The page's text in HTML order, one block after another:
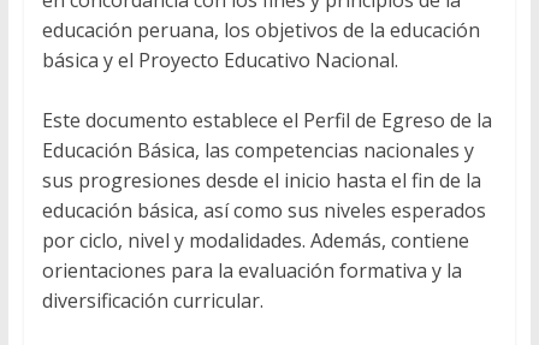
educación peruana, los objetivos de la educación
básica y el Proyecto Educativo Nacional.
Este documento establece el Perfil de Egreso de la
Educación Básica, las competencias nacionales y
sus progresiones desde el inicio hasta el fin de la
educación básica, así como sus niveles esperados
por ciclo, nivel y modalidades. Además, contiene
orientaciones para la evaluación formativa y la
diversificación curricular.